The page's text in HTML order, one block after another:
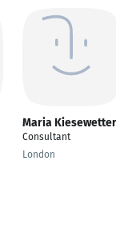
Maria Kiesewetter
Consultant
London